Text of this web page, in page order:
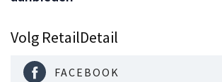
Volg RetailDetail
FACEBOOK